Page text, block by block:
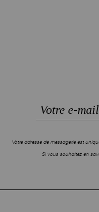
Votre adresse de messagerie est
Si vous souhaitez en